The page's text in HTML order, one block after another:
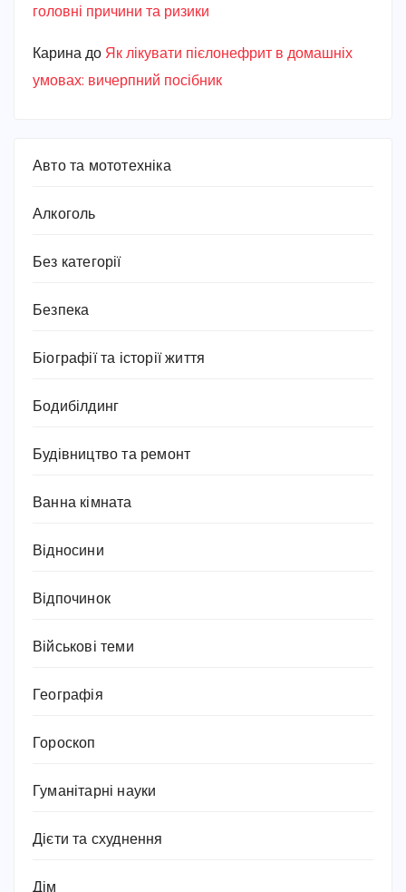
головні причини та ризики
Карина до Як лікувати пієлонефрит в домашніх
умовах: вичерпний посібник
Авто та мототехніка
Алкоголь
Без категорії
Безпека
Біографії та історії життя
Бодибілдинг
Будівництво та ремонт
Ванна кімната
Відносини
Відпочинок
Військові теми
Географія
Гороскоп
Гуманітарні науки
Дієти та схуднення
Дім